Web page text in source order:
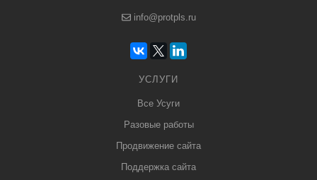
info@protpls.ru
УСЛУГИ
Все Усуги
Разовые работы
Продвижение сайта
Поддержка сайта